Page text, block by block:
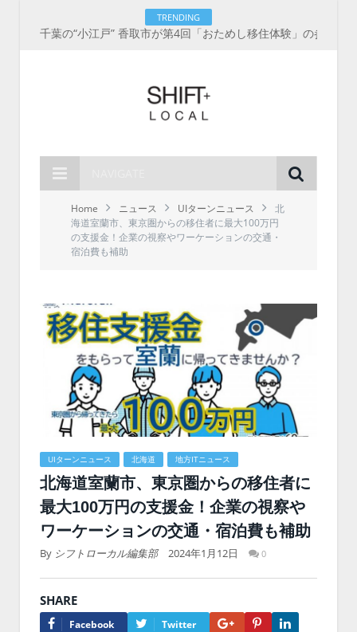
TRENDING
Home ニュース UIターンニュース
北
海道室蘭市、東京圏からの移住者に最大100万円
の支援金！企業の視察やワーケーションの交通・
宿泊費も補助
UIターンニュース 北海道 地方ITニュース
北海道室蘭市、東京圏からの移住者に
最大100万円の支援金！企業の視察や
ワーケーションの交通・宿泊費も補助
By シフトローカル編集部 2024年1月12日 0
SHARE
Facebook Twitter Google+Pinterest